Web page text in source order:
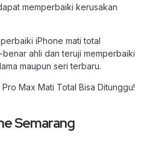
memperbaiki kerusakan
iPhone mati total
ahli dan teruji memperbaiki
maupun seri terbaru.
Max Mati Total Bisa Ditunggu!
Semarang